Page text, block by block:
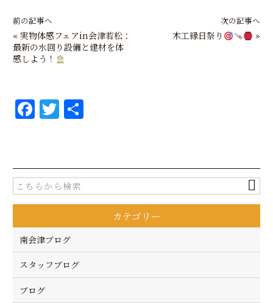
前の記事へ
« 実物体感フェアin会津若松：
最新の水回り設備と建材を体
感しよう！
次の記事へ
木工縁日祭り »
F
a
e
b
o
o
k
T
w
te
r
カテゴリー
南会津ブログ
スタッフブログ
ブログ